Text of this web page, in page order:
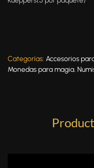
Categorías: Accesorios
Monedas para magia,